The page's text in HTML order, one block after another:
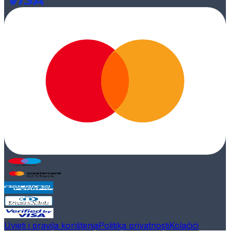
Uvjeti i pravila korištenjaPolitika privatnostiKolačići